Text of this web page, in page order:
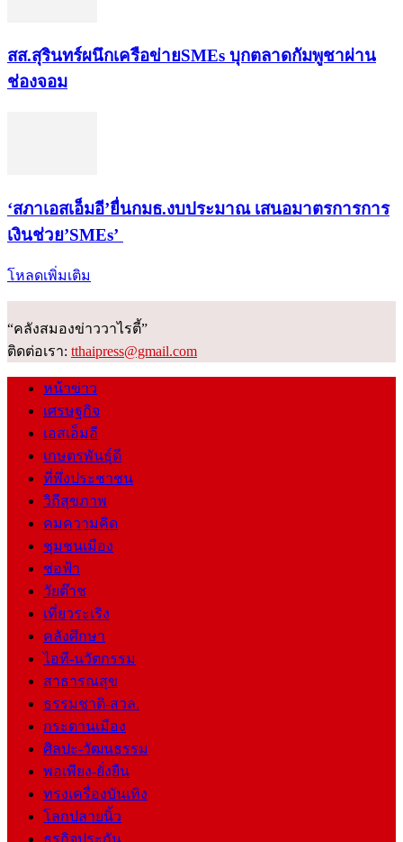
สส.สุรินทร์ผนึกเครือข่ายSMEs บุกตลาดกัมพูชาผ่าน
ช่องจอม
‘สภาเอสเอ็มอี’ยื่นกมธ.งบประมาณ เสนอมาตรการการ
เงินช่วย’SMEs’
โหลดเพิ่มเติม
“คลังสมองข่าววาไรตี้”
ติดต่อเรา: tthaipress@gmail.com
หน้าข่าว
เศรษฐกิจ
เอสเอ็มอี
เกษตรพันธุ์ดี
ที่พึ่งประชาชน
วิถีสุขภาพ
คมความคิด
ชุมชนเมือง
ช่อฟ้า
วัยต๊าช
เที่ยวระเริง
คลังศึกษา
ไอที-นวัตกรรม
สาธารณสุข
ธรรมชาติ-สวล.
กระดานเมือง
ศิลปะ-วัฒนธรรม
พอเพียง-ยั่งยืน
ทรงเครื่องบันเทิง
โลกปลายนิ้ว